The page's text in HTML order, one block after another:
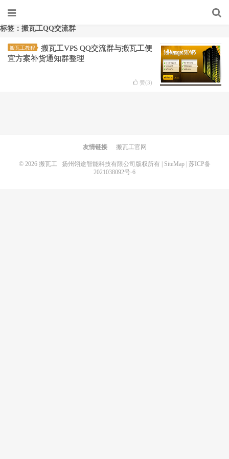
标签：搬瓦工QQ交流群
搬瓦工教程
搬瓦工VPS QQ交流群与搬瓦工便
宜方案补货通知群整理
赞(3)
友情链接 搬瓦工官网
© 2026 搬瓦工扬州翎途智能科技有限公司版权所有 | SiteMap| 苏ICP备
2021038092号-6